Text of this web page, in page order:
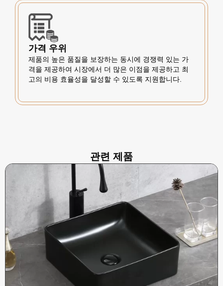
가격 우위
제품의 높은 품질을 보장하는 동시에 경쟁력 있는 가
격을 제공하여 시장에서 더 많은 이점을 제공하고 최
고의 비용 효율성을 달성할 수 있도록 지원합니다.
관련 제품